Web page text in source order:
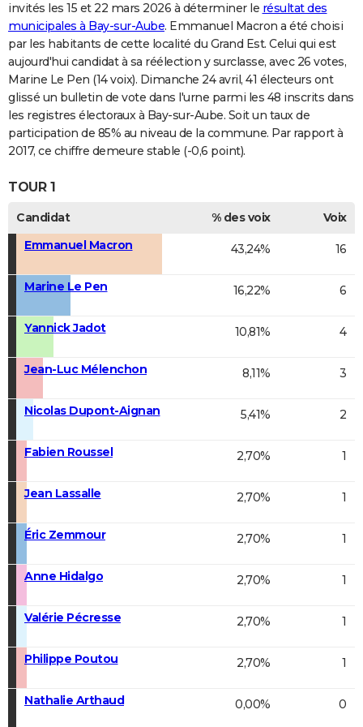
invités les 15 et 22 mars 2026 à déterminer le résultat des
municipales à Bay-sur-Aube. Emmanuel Macron a été choisi
par les habitants de cette localité du Grand Est. Celui qui est
aujourd'hui candidat à sa réélection y surclasse, avec 26 votes,
Marine Le Pen (14 voix). Dimanche 24 avril, 41 électeurs ont
glissé un bulletin de vote dans l'urne parmi les 48 inscrits dans
les registres électoraux à Bay-sur-Aube. Soit un taux de
participation de 85% au niveau de la commune. Par rapport à
2017, ce chiffre demeure stable (-0,6 point).
TOUR 1
Candidat % des voix
Voix
Emmanuel Macron
43,24% 16
Marine Le Pen 16,22% 6
Yannick Jadot 10,81% 4
Jean-Luc Mélenchon 8,11% 3
Nicolas Dupont-Aignan 5,41% 2
Fabien Roussel 2,70% 1
Jean Lassalle 2,70% 1
Éric Zemmour 2,70% 1
Anne Hidalgo 2,70% 1
Valérie Pécresse 2,70% 1
Philippe Poutou 2,70% 1
Nathalie Arthaud 0,00% 0